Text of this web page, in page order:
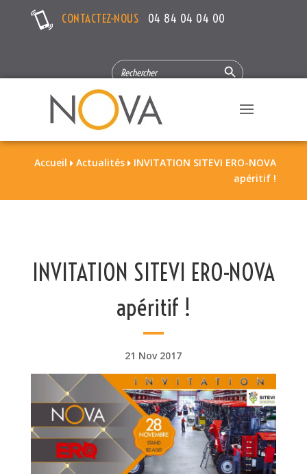
CONTACTEZ-NOUS 04 84 04 04 00
SEARCH
FOR:
Search Button
Accueil  Actualités  INVITATION SITEVI ERO-NOVA
apéritif !
INVITATION SITEVI ERO-NOVA
apéritif !
21 Nov 2017